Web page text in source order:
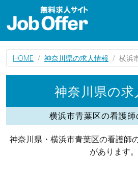
HOME 神奈川県の求人情報 横浜
神奈川県の求
横浜市青葉区の看護師
神奈川県・横浜市青葉区の看護師
があります。